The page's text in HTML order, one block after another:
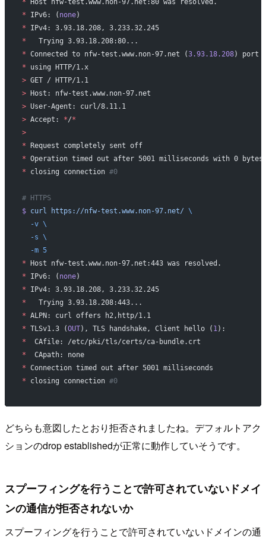
* Host nfw-test.www.non-97.net:80 was resolved.
* IPv6: ( none)
* IPv4: 3.93.18.208, 3.233.32.245
*
   Trying 3.93.18.208:80...
* Connected to nfw-test.www.non-97.net (3.93.18.208) port
* using HTTP/1.x
> GET / HTTP/1.1
> Host: nfw-test.www.non-97.net
> User-Agent: curl/8.11.1
> Accept: */*
>
* Request completely sent off
* Operation timed out after 5001 milliseconds with 0 bytes
* closing connection #0
# HTTPS
$ curl https://nfw-test.www.non-97.net/ \
  -v
\
  -s
\
  -m
5
* Host nfw-test.www.non-97.net:443 was resolved.
* IPv6: ( none)
* IPv4: 3.93.18.208, 3.233.32.245
*
   Trying 3.93.18.208:443...
* ALPN: curl offers h2,http/1.1
* TLSv1.3 (OUT), TLS handshake, Client hello ( 1):
*
  CAfile: /etc/pki/tls/certs/ca-bundle.crt
*
  CApath: none
* Connection timed out after 5001 milliseconds
* closing connection #0
どちらも意図したとおり拒否されましたね。デフォルトアク
ションのdrop establishedが正常に動作していそうです。
スプーフィングを行うことで許可されていないドメイ
ンの通信が拒否されないか
スプーフィングを行うことで許可されていないドメインの通